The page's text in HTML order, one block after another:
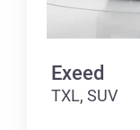
Exeed
TXL, SUV